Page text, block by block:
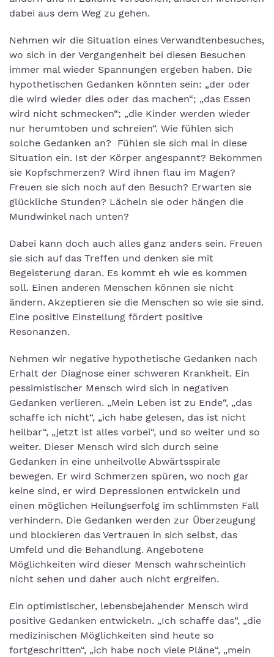
dabei aus dem Weg zu gehen.
Nehmen wir die Situation eines Verwandtenbesuches,
wo sich in der Vergangenheit bei diesen Besuchen
immer mal wieder Spannungen ergeben haben. Die
hypothetischen Gedanken könnten sein: „der oder
die wird wieder dies oder das machen“; „das Essen
wird nicht schmecken“; „die Kinder werden wieder
nur herumtoben und schreien“. Wie fühlen sich
solche Gedanken an? Fühlen sie sich mal in diese
Situation ein. Ist der Körper angespannt? Bekommen
sie Kopfschmerzen? Wird ihnen flau im Magen?
Freuen sie sich noch auf den Besuch? Erwarten sie
glückliche Stunden? Lächeln sie oder hängen die
Mundwinkel nach unten?
Dabei kann doch auch alles ganz anders sein. Freuen
sie sich auf das Treffen und denken sie mit
Begeisterung daran. Es kommt eh wie es kommen
soll. Einen anderen Menschen können sie nicht
ändern. Akzeptieren sie die Menschen so wie sie sind.
Eine positive Einstellung fördert positive
Resonanzen.
Nehmen wir negative hypothetische Gedanken nach
Erhalt der Diagnose einer schweren Krankheit. Ein
pessimistischer Mensch wird sich in negativen
Gedanken verlieren. „Mein Leben ist zu Ende“, „das
schaffe ich nicht“, „ich habe gelesen, das ist nicht
heilbar“, „jetzt ist alles vorbei“, und so weiter und so
weiter. Dieser Mensch wird sich durch seine
Gedanken in eine unheilvolle Abwärtsspirale
bewegen. Er wird Schmerzen spüren, wo noch gar
keine sind, er wird Depressionen entwickeln und
einen möglichen Heilungserfolg im schlimmsten Fall
verhindern. Die Gedanken werden zur Überzeugung
und blockieren das Vertrauen in sich selbst, das
Umfeld und die Behandlung. Angebotene
Möglichkeiten wird dieser Mensch wahrscheinlich
nicht sehen und daher auch nicht ergreifen.
Ein optimistischer, lebensbejahender Mensch wird
positive Gedanken entwickeln. „Ich schaffe das“, „die
medizinischen Möglichkeiten sind heute so
fortgeschritten“, „ich habe noch viele Pläne“, „mein